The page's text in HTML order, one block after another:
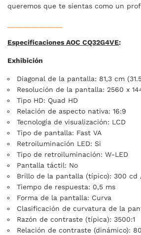
queremos que te sientas como un
Especificaciones AOC CQ32G4VE:
Exhibición
Diagonal de la pantalla: 81,3 cm
Resolución de la pantalla: 2560 x
Tipo HD: Quad HD
Relación de aspecto nativa: 16:9
Tecnología de visualización: LCD
Tipo de pantalla: Fast VA
Retroiluminación LED: Si
Tipo de retroiluminación: W-LED
Pantalla táctil: No
Brillo de la pantalla (típico): 300 cd
Tiempo de respuesta: 0,5 ms
Forma de la pantalla: Curva
Clasificación de curvatura de la
Razón de contraste (típica): 3500:1
Relación de contraste (dinámico):